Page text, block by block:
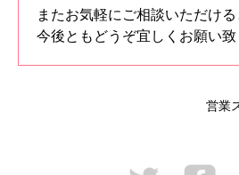
またお気軽にご相談いただける
今後ともどうぞ宜しくお願い致
営業